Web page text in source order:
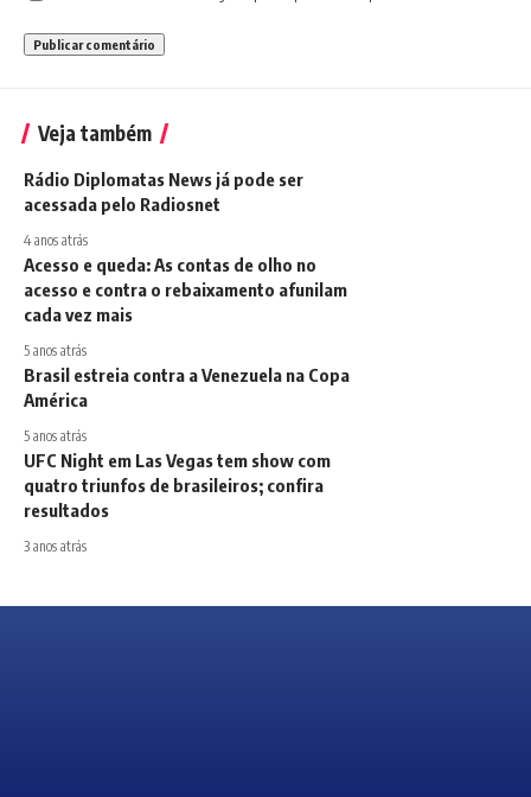
Veja também
Rádio Diplomatas News já pode ser
acessada pelo Radiosnet
4 anos atrás
Acesso e queda: As contas de olho no
acesso e contra o rebaixamento afunilam
cada vez mais
5 anos atrás
Brasil estreia contra a Venezuela na Copa
América
5 anos atrás
UFC Night em Las Vegas tem show com
quatro triunfos de brasileiros; confira
resultados
3 anos atrás